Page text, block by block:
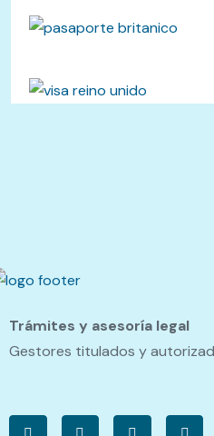
Trámites y asesoría legal
Gestores titulados y